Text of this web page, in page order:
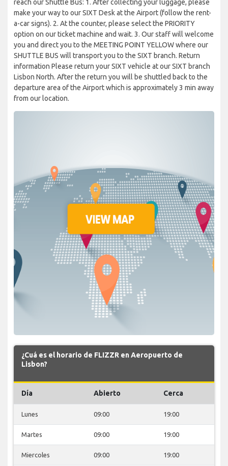
reach our Shuttle Bus: 1. After collecting your luggage, please
make your way to our SIXT Desk at the Airport (follow the rent-
a-car signs). 2. At the counter, please select the PRIORITY
option on our ticket machine and wait. 3. Our staff will welcome
you and direct you to the MEETING POINT YELLOW where our
SHUTTLE BUS will transport you to the SIXT branch. Return
information Please return your SIXT vehicle at our SIXT branch
Lisbon North. After the return you will be shuttled back to the
departure area of the Airport which is approximately 3 min away
from our location.
¿Cuá es el horario de FLIZZR en Aeropuerto de
Lisbon?
Día Abierto Cerca
Lunes 09:00 19:00
Martes 09:00 19:00
Miercoles 09:00 19:00